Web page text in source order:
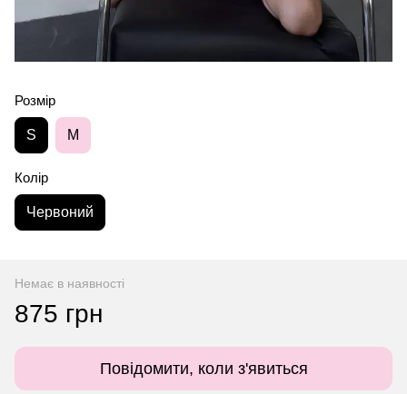
Розмір
S M
Колір
Червоний
Немає в наявності
875 грн
Повідомити, коли з'явиться